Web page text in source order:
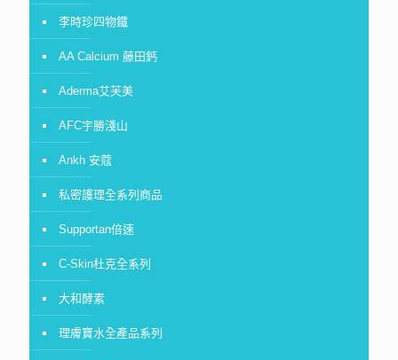
李時珍四物鐵
AA Calcium 藤田鈣
Aderma艾芙美
AFC宇勝淺山
Ankh 安蔻
私密護理全系列商品
Supportan倍速
C-Skin杜克全系列
大和酵素
理膚寶水全產品系列